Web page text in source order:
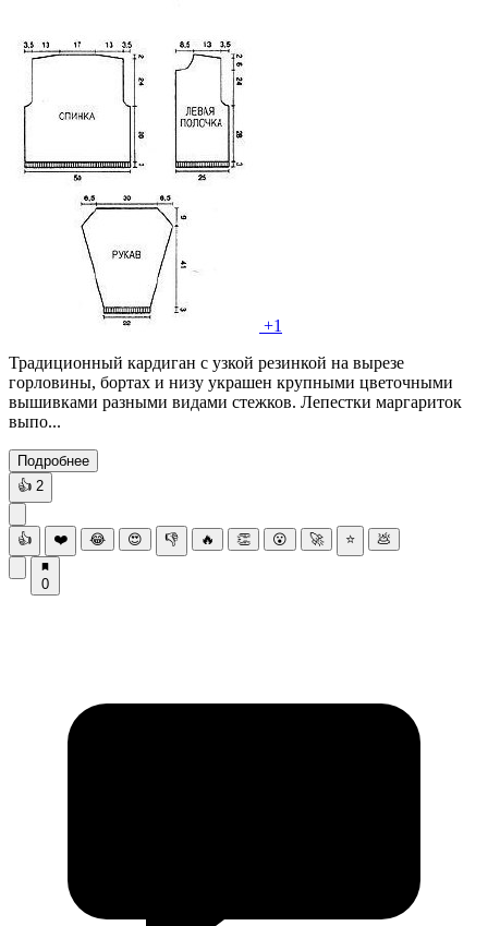
+1
Традиционный кардиган с узкой резинкой на вырезе
горловины, бортах и низу украшен крупными цветочными
вышивками разными видами стежков. Лепестки маргариток
выпо...
Подробнее
👍 2
👍 ❤️ 😂 😍 👎 🔥 👏 😮 🚀 ⭐ 💩
0